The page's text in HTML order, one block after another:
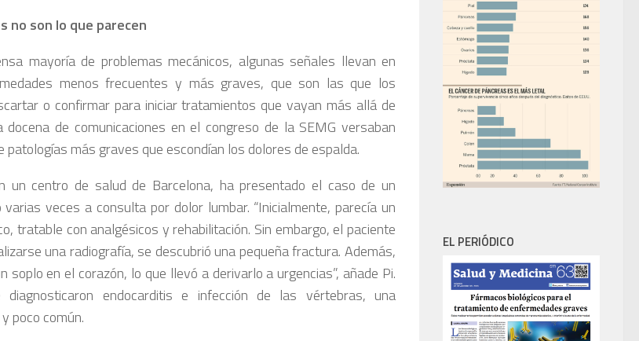
no son lo que parecen
mayoría de problemas mecánicos, algunas señales llevan en
menos frecuentes y más graves, que son las que los
o confirmar para iniciar tratamientos que vayan más allá de
docena de comunicaciones en el congreso de la SEMG versaban
patologías más graves que escondían los dolores de espalda.
un centro de salud de Barcelona, ha presentado el caso de un
varias veces a consulta por dolor lumbar. “Inicialmente, parecía un
tratable con analgésicos y rehabilitación. Sin embargo, el paciente
una radiografía, se descubrió una pequeña fractura. Además,
soplo en el corazón, lo que llevó a derivarlo a urgencias”, añade Pi.
endocarditis e infección de las vértebras, una
poco común.
EL PERIÓDICO